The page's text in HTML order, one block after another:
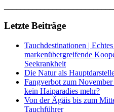
Letzte Beiträge
Tauchdestinationen |
markenübergreifende
Seekrankheit
Die Natur als
Fangverbot zum
kein Haiparadies mehr?
Von der Ägäis bis zum
Tauchführer